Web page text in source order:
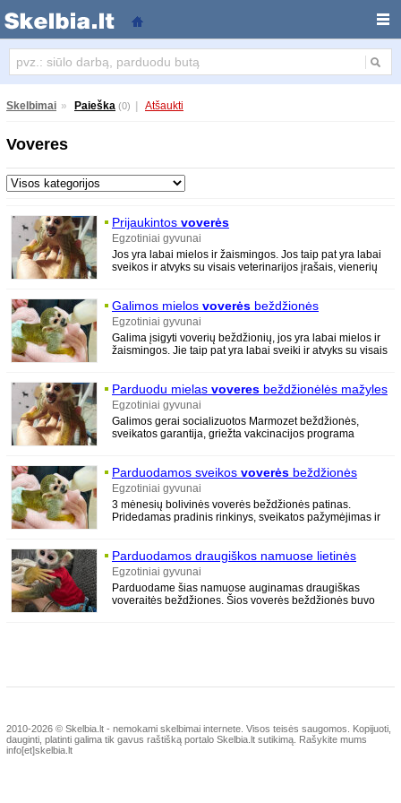
Skelbimai » Paieška (0) Atšaukti
Voveres
Prijaukintos voverės
Egzotiniai gyvunai
Jos yra labai mielos ir žaismingos. Jos taip pat yra labai
sveikos ir atvyks su visais veterinarijos įrašais, vienerių
Galimos mielos voverės beždžionės
Egzotiniai gyvunai
Galima įsigyti voverių beždžionių, jos yra labai mielos ir
žaismingos. Jie taip pat yra labai sveiki ir atvyks su visais
Parduodu mielas voveres beždžionėlės mažyles
Egzotiniai gyvunai
Galimos gerai socializuotos Marmozet beždžionės,
sveikatos garantija, griežta vakcinacijos programa
Parduodamos sveikos voverės beždžionės
Egzotiniai gyvunai
3 mėnesių bolivinės voverės beždžionės patinas.
Pridedamas pradinis rinkinys, sveikatos pažymėjimas ir
Parduodamos draugiškos namuose lietinės
voverės beždžionės
Egzotiniai gyvunai
Parduodame šias namuose auginamas draugiškas
voveraitės beždžiones. Šios voverės beždžionės buvo
2010-2026 © Skelbia.lt - nemokami skelbimai internete. Visos teisės saugomos. Kopijuoti,
dauginti, platinti galima tik gavus raštišką portalo Skelbia.lt sutikimą. Rašykite mums
info[et]skelbia.lt